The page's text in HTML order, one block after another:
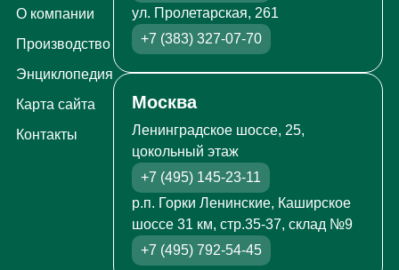
О компании
Производство
Энциклопедия
Карта сайта
Контакты
ул. Пролетарская, 261
+7 (383) 327-07-70
Москва
Ленинградское шоссе, 25,
цокольный этаж
+7 (495) 145-23-11
р.п. Горки Ленинские, Каширское
шоссе 31 км, стр.35-37, склад №9
+7 (495) 792-54-45